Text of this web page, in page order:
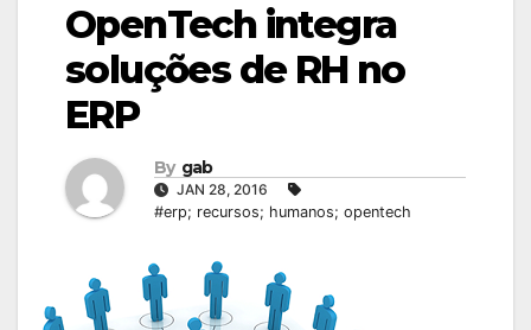
OpenTech integra
soluções de RH no
ERP
By gab
JAN 28, 2016
#erp; recursos; humanos; opentech